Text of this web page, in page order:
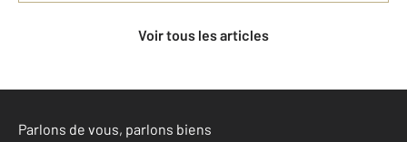
Voir tous les articles
Parlons de vous, parlons biens